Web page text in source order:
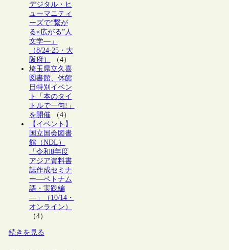
デジタル・ヒ
ューマニティ
ーズで“繋が
る×広がる”人
文学―」
（8/24-25・大
阪府）
（4）
埼玉県立久喜
図書館、休館
日特別イベン
ト「本のタイ
トルで一句!」
を開催（4）
【イベント】
国立国会図書
館（NDL）
「令和8年度
アジア資料書
誌作成セミナ
ー―ベトナム
語・実践編
―」（10/14・
オンライン）
（4）
続きを見る